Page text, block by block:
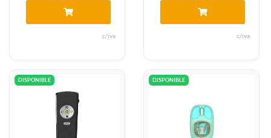
c/iva c/iva
DISPONIBLE DISPONIBLE